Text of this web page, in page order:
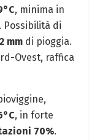
, minima in
Possibilità di
2 mm di pioggia.
Ovest, raffica
, in forte
70%.